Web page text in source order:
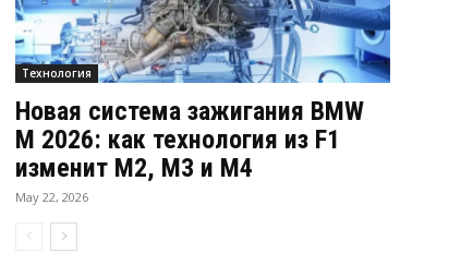
Технология
Новая система зажигания BMW
M 2026: как технология из F1
изменит M2, M3 и M4
May 22, 2026